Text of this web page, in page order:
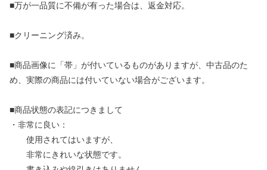
■万が一品質に不備が有った場合は、返金対応。
■クリーニング済み。
■商品画像に「帯」が付いているものがありますが、中古品のた
め、実際の商品には付いていない場合がございます。
■商品状態の表記につきまして
・非常に良い：
使用されてはいますが、
非常にきれいな状態です。